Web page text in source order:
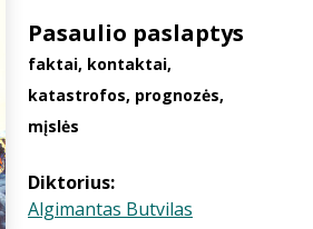
Pasaulio paslaptys
faktai, kontaktai,
katastrofos, prognozės,
mįslės
Diktorius:
Algimantas Butvilas